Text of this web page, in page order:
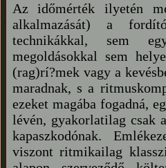
Az időmérték ilyetén
alkalmazását) a
technikákkal, sem
megoldásokkal sem
(rag)rí?mek vagy a
maradnak, s a
ezeket magába fogadná,
lévén, gyakorlatilag csak
kapaszkodónak.
viszont ritmikailag